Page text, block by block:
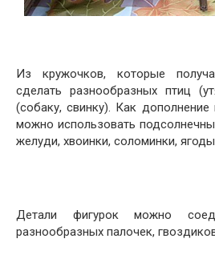
Из кружочков, которые
сделать разнообразных птиц
(собаку, свинку). Как
можно использовать
желуди, хвоинки, соломинки,
Детали фигурок можно
разнообразных палочек,